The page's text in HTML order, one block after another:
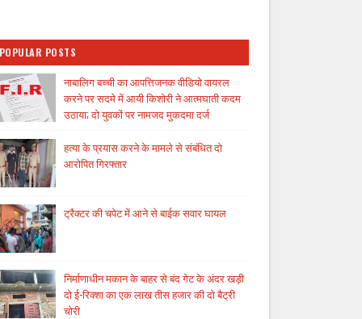
POPULAR POSTS
नाबालिग बच्ची का आपत्तिजनक वीडियो वायरल
करने पर सदमे में आयी किशोरी ने आत्मघाती कदम
उठाया; दो युवकों पर नामजद मुकदमा दर्ज
हत्या के प्रयास करने के मामले से संबंधित दो
आरोपित गिरफ्तार
ट्रैक्टर की चपेट में आने से बाईक सवार घायल
निर्माणाधीन मकान के बाहर से बंद गेट के अंदर खड़ी
दो ई-रिक्शा का एक लाख तीस हजार की दो बैट्री
चोरी